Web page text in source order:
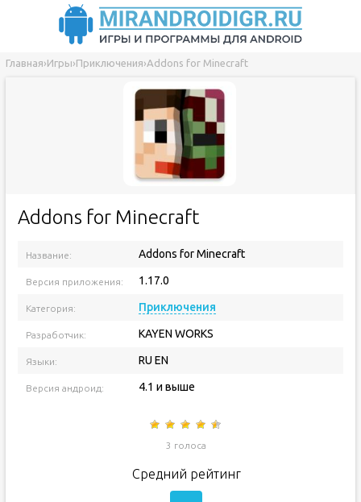
Главная›Игры›Приключения›Addons for Minecraft
Addons for Minecraft
Название: Addons for Minecraft
Версия приложения: 1.17.0
Категория: Приключения
Разработчик: KAYEN WORKS
Языки: RU EN
Версия андроид: 4.1 и выше
3 голоса
Средний рейтинг